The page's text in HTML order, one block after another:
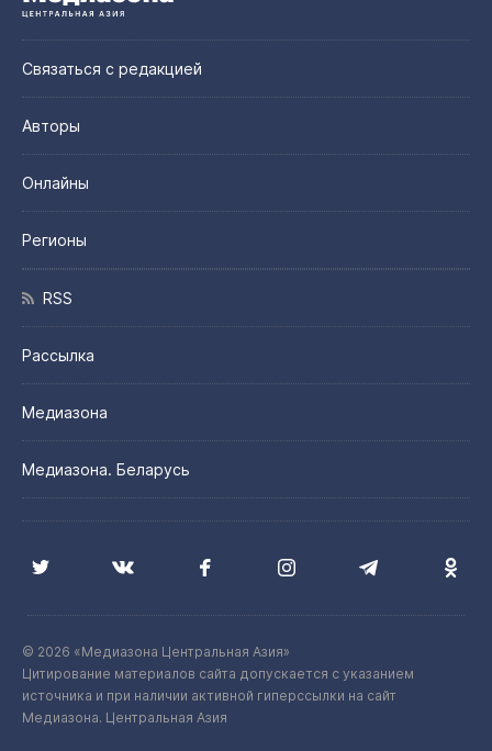
Связаться с редакцией
Авторы
Онлайны
Регионы
RSS
Рассылка
Медиазона
Медиазона. Беларусь
© 2026 «Медиазона Центральная Азия»
Цитирование материалов сайта допускается с указанием
источника и при наличии активной гиперссылки на сайт
Медиазона. Центральная Азия